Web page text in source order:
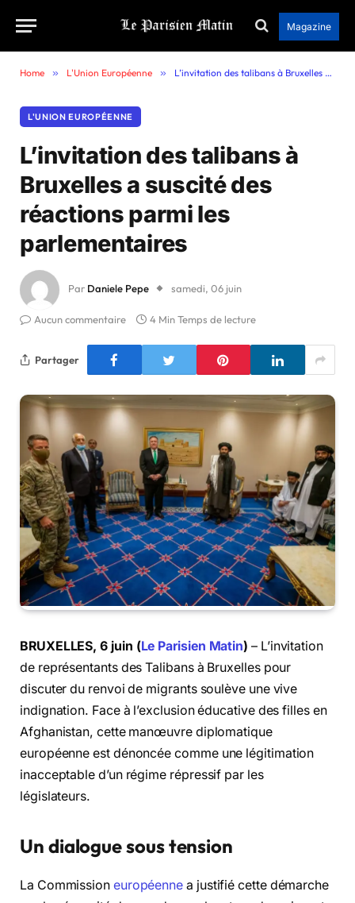
Magazine
Home » L'Union Européenne » L’invitation des talibans à Bruxelles a suscité des réactions parmi les parlementaires
L'UNION EUROPÉENNE
L’invitation des talibans à
Bruxelles a suscité des
réactions parmi les
parlementaires
Par Daniele Pepe samedi, 06 juin
Aucun commentaire 4 Min Temps de lecture
Partager
BRUXELLES, 6 juin (Le Parisien Matin) – L’invitation
de représentants des Talibans à Bruxelles pour
discuter du renvoi de migrants soulève une vive
indignation. Face à l’exclusion éducative des filles en
Afghanistan, cette manœuvre diplomatique
européenne est dénoncée comme une légitimation
inacceptable d’un régime répressif par les
législateurs.
Un dialogue sous tension
La Commission européenne a justifié cette démarche